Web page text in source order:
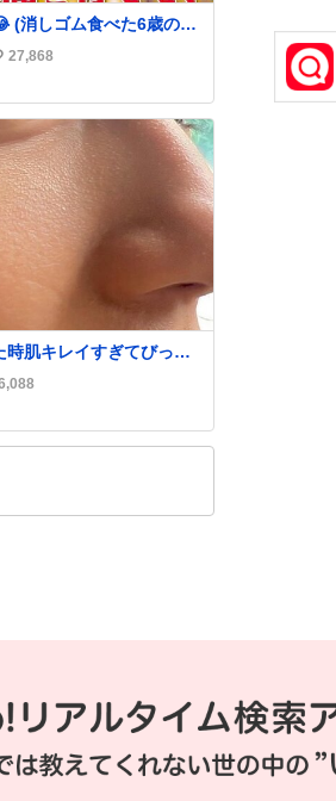
(消しゴム食べた6歳の弟
27,868
時肌キレイすぎてびっく
ドルって体型･肌管理す